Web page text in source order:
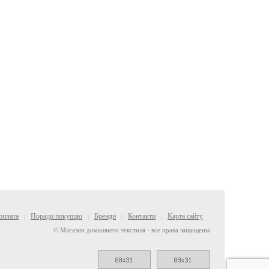
Поради покупцю Бренди Контакти Карта сайту
© Магазин домашнего текстиля - все права защищены